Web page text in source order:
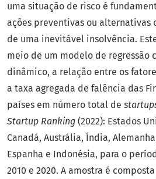
uma situação de risco é
ações preventivas ou alternativas
de uma inevitável insolvência.
meio de um modelo de regressão
dinâmico, a relação entre os
a taxa agregada de falência das
países em número total de
Startup Ranking (2022): Estados
Canadá, Austrália, Índia,
Espanha e Indonésia, para o
2010 e 2020. A amostra é